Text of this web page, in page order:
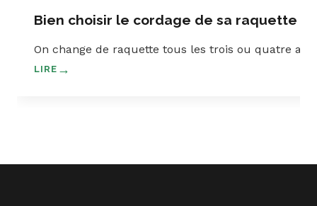
Bien choisir le cordage de sa raquette :
On change de raquette tous les trois ou quatre
LIRE